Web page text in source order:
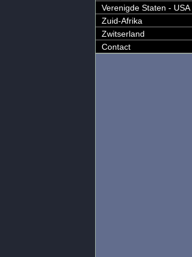
Verenigde Staten - USA
Zuid-Afrika
Zwitserland
Contact